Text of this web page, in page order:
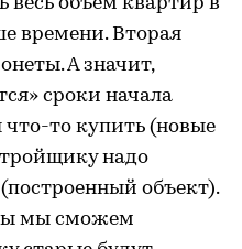
времени. Вторая
А значит,
сроки начала
то купить (новые
надо
объект).
мы сможем